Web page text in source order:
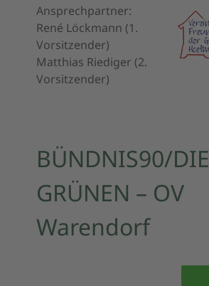
Ansprechpartner:
René Löckmann (1.
Vorsitzender)
Matthias Riediger (2.
Vorsitzender)
BÜNDNIS90/DIE
GRÜNEN – OV
Warendorf